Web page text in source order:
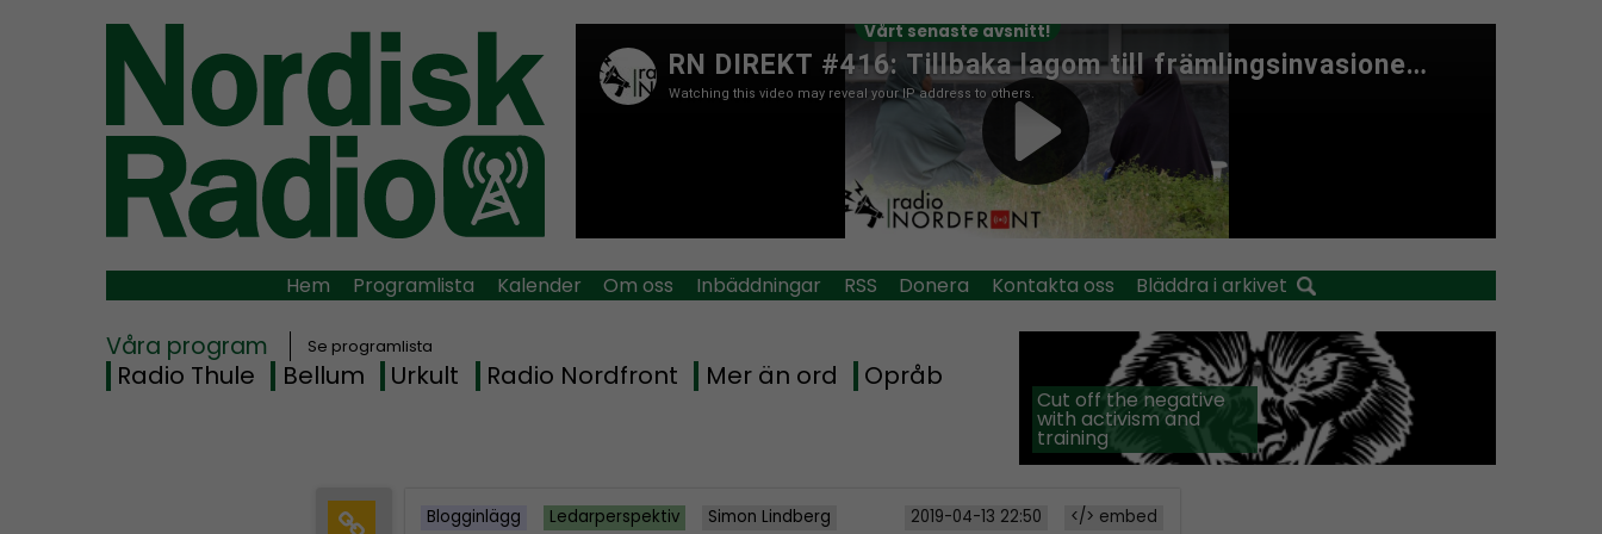
Vårt senaste avsnitt!
Hem Programlista Kalender Om oss Inbäddningar RSS Donera Kontakta oss Bläddra i arkivet
Våra program Se programlista
Radio Thule Bellum Urkult Radio Nordfront Mer än ord Opråb
Cut off the negative
with activism and
training
Blogginlägg Ledarperspektiv Simon Lindberg 2019-04-13 22:50 </> embed